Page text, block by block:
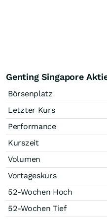
Genting Singapore
Börsenplatz
Letzter Kurs
Performance
Kurszeit
Volumen
Vortageskurs
52-Wochen Hoch
52-Wochen Tief